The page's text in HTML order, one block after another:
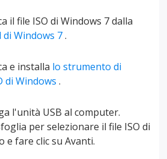
il file ISO di Windows 7 dalla
Windows 7.
e installa lo strumento di
di Windows .
l'unità USB al computer.
per selezionare il file ISO di
e fare clic su Avanti.